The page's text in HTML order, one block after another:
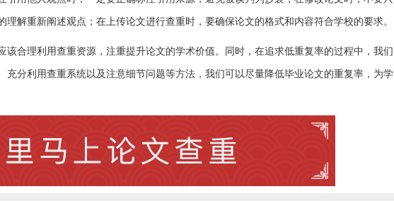
解重新阐述观点；在上传论文进行查重时，要确保论文的格式和内容符合学校的要求。
该合理利用查重资源，注重提升论文的学术价值。同时，在追求低重复率的过程中，我们
分利用查重系统以及注意细节问题等方法，我们可以尽量降低毕业论文的重复率，为学